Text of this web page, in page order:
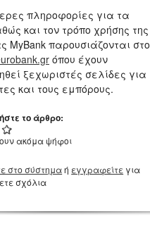
πληροφορίες για τα
και τον τρόπο χρήσης της
MyBank παρουσιάζονται στο
όπου έχουν
ξεχωριστές σελίδες για
και τους εμπόρους.
το άρθρο:
ακόμα ψήφοι
στο σύστημαή εγγραφείτε για
σχόλια